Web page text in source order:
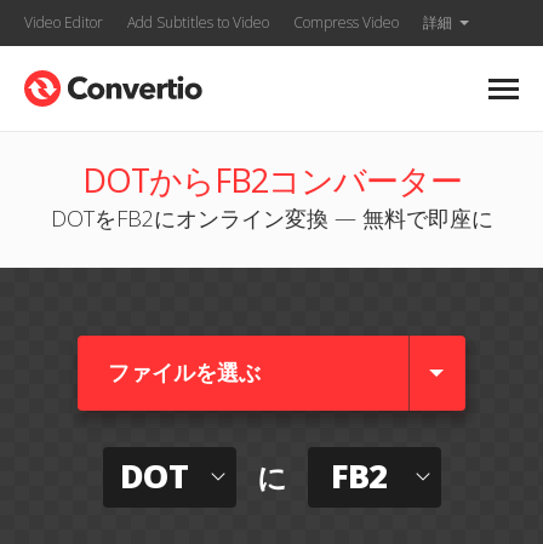
Video Editor Add Subtitles to Video Compress Video 詳細
DOTからFB2コンバーター
DOTをFB2にオンライン変換 — 無料で即座に
ファイルを選ぶ
DOT に FB2